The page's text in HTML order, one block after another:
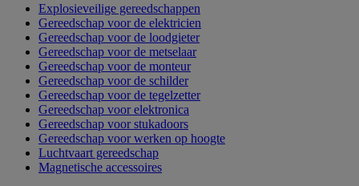
Explosieveilige gereedschappen
Gereedschap voor de elektricien
Gereedschap voor de loodgieter
Gereedschap voor de metselaar
Gereedschap voor de monteur
Gereedschap voor de schilder
Gereedschap voor de tegelzetter
Gereedschap voor elektronica
Gereedschap voor stukadoors
Gereedschap voor werken op hoogte
Luchtvaart gereedschap
Magnetische accessoires